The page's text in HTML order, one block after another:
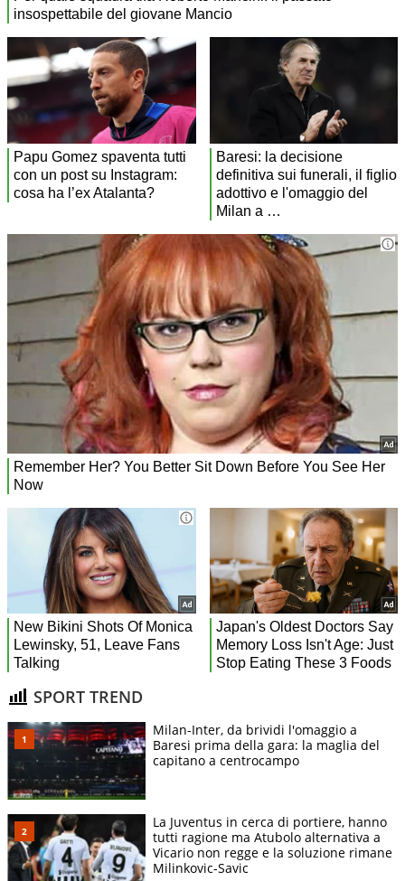
SPORT TREND
Milan-Inter, da brividi l'omaggio a
Baresi prima della gara: la maglia del
capitano a centrocampo
La Juventus in cerca di portiere, hanno
tutti ragione ma Atubolo alternativa a
Vicario non regge e la soluzione rimane
Milinkovic-Savic